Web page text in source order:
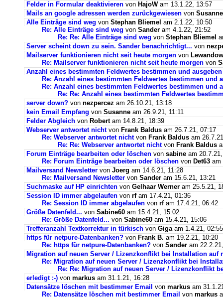
Felder in Formular deaktivieren von HajoWam 13.1.22, 13:57
Mails an google adressen werden zurückgewiesen von Susanne
Alle Einträge sind weg von Stephan Bliemel am 2.1.22, 10:50
Re: Alle Einträge sind weg von Sander am 4.1.22, 21:52
Re: Re: Alle Einträge sind weg von Stephan Bliemel
Server scheint down zu sein. Sander benachrichtigt... von
Mailserver funktionieren nicht seit heute morgen von
Re: Mailserver funktionieren nicht seit heute morgen von
Anzahl eines bestimmten Feldwertes bestimmen und ausgeben
Re: Anzahl eines bestimmten Feldwertes bestimmen und
Re: Anzahl eines bestimmten Feldwertes bestimmen und
Re: Re: Anzahl eines bestimmten Feldwertes
server down? von nezpercez am 26.10.21, 13:18
kein Email Empfang von Susanne am 26.9.21, 11:11
Felder Abgleich von Robertam 14.8.21, 18:39
Webserver antwortet nichtvon Frank Baldus am 26.7.21, 07:17
Re: Webserver antwortet nichtvon Frank Baldus am
Re: Re: Webserver antwortet nichtvon Frank Baldus
Forum Einträge bearbeiten oder löschen von sabine am
Re: Forum Einträge bearbeiten oder löschen von Det63 am
Mailversand Newsletter von Joerg am 14.6.21, 11:28
Re: Mailversand Newsletter von Sander am 15.6.21, 13:21
Suchmaske auf HP einrichten von Gelhaar Werner am 25.5.21,
Session ID immer abgelaufen von rfam 17.4.21, 01:36
Re: Session ID immer abgelaufen von rfam 17.4.21, 06:42
Größe Datenfeld... von Sabine60 am 15.4.21, 15:02
Re: Größe Datenfeld... von Sabine60 am 15.4.21, 15:06
Trefferanzahl Textkorrektur in türkisch von Gigaam 1.4.21, 02:55
https für netpure-Datenbanken? von Frank B. am 19.2.21, 10:20
Re: https für netpure-Datenbanken? von Sander am
Migration auf neuen Server / Lizenzkonflikt bei Installation auf
Re: Migration auf neuen Server / Lizenzkonflikt bei
Re: Re: Migration auf neuen Server / Lizenzkonflikt
erledigt :-) von markus am 31.1.21, 16:28
Datensätze löschen mit bestimmer Email von markus am
Re: Datensätze löschen mit bestimmer Email von markus